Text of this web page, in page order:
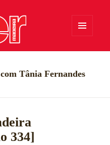
WIDGETS
Tânia Fernandes
334]